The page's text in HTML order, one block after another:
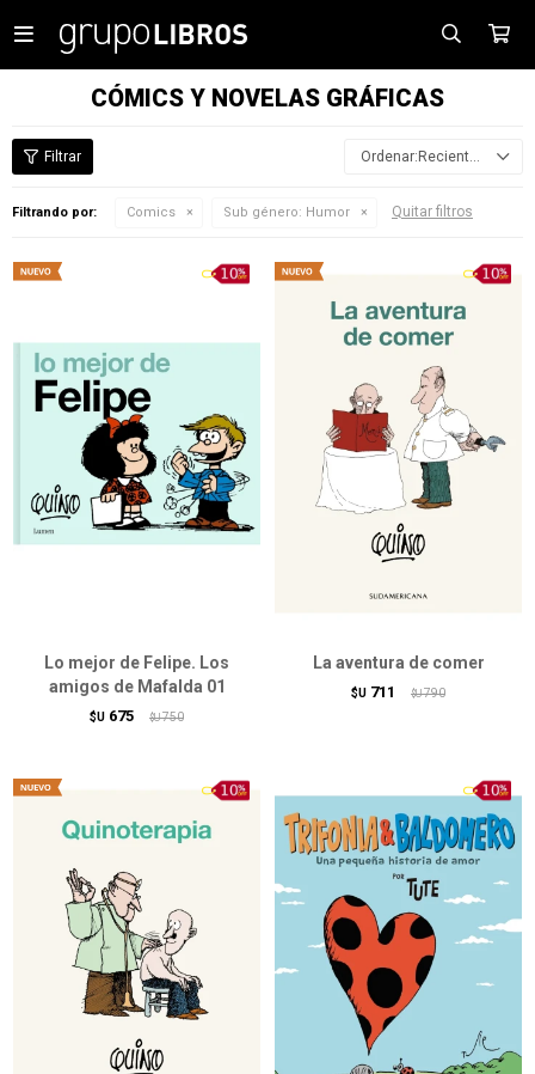

CÓMICS Y NOVELAS GRÁFICAS
Recientes
Filtrando por: Comics Sub género: Humor Quitar filtros
Lo mejor de Felipe. Los
amigos de Mafalda 01
$U 675 $U 750
La aventura de comer
$U 711 $U 790